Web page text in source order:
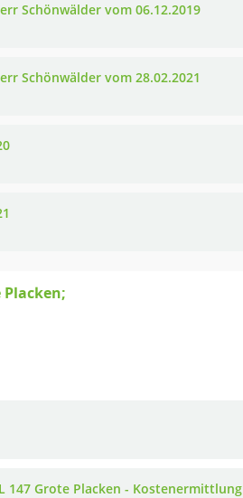
Schönwälder vom 06.12.2019
Schönwälder vom 28.02.2021
Placken;
147 Grote Placken - Kostenermittlung